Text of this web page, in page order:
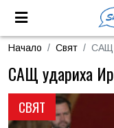
Начало Свят САЩ
СВЯТ
САЩ удариха